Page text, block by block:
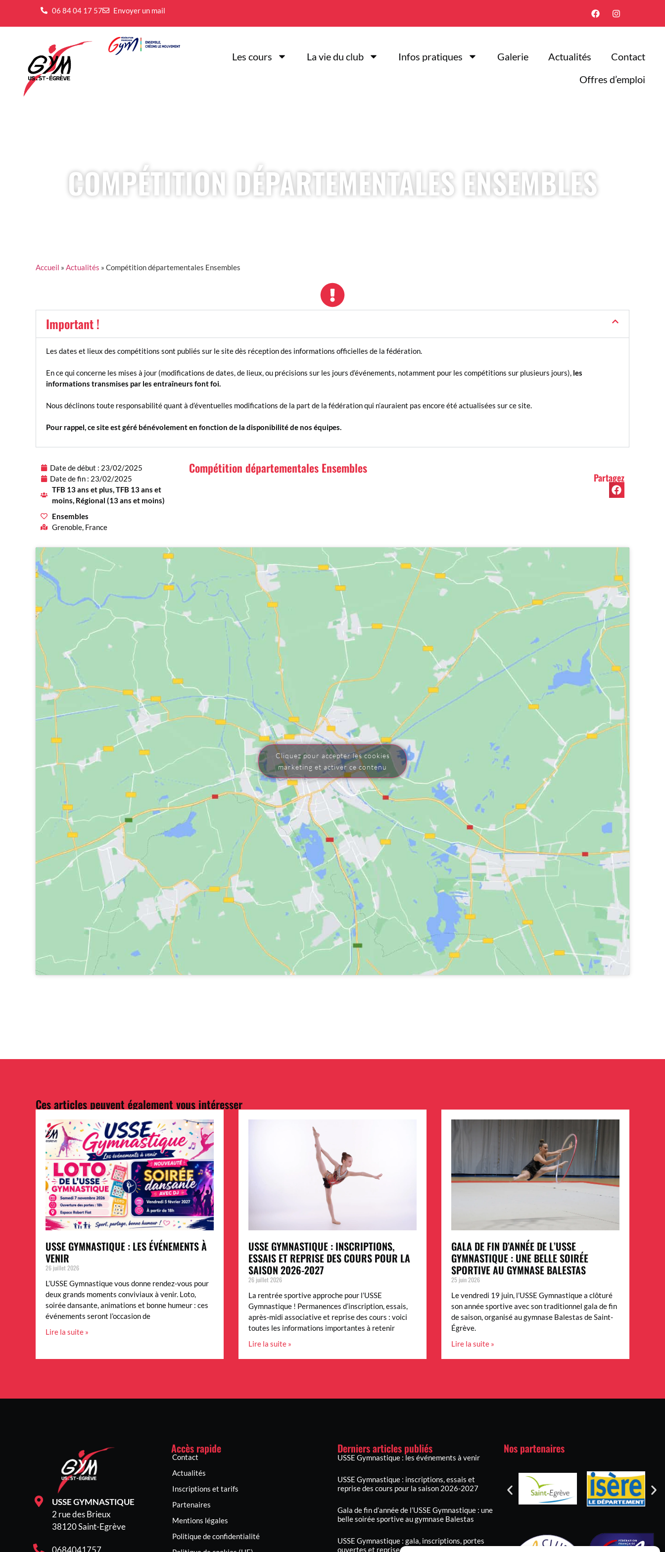
06 84 04 17 57 Envoyer un mail
Les cours La vie du club Infos pratiques Galerie Actualités
Contact
Offres d’emploi
COMPÉTITION DÉPARTEMENTALES ENSEMBLES
Accueil » Actualités » Compétition départementales Ensembles
Important !
Les dates et lieux des compétitions sont publiés sur le site dès réception des informations officielles de la fédération.
En ce qui concerne les mises à jour (modifications de dates, de lieux, ou précisions sur les jours d’événements, notamment pour les compétitions sur plusieurs jours), les
informations transmises par les entraîneurs font foi.
Nous déclinons toute responsabilité quant à d’éventuelles modifications de la part de la fédération qui n’auraient pas encore été actualisées sur ce site.
Pour rappel, ce site est géré bénévolement en fonction de la disponibilité de nos équipes.
Date de début : 23/02/2025
Date de fin : 23/02/2025
TFB 13 ans et plus, TFB 13 ans et
moins, Régional (13 ans et moins)
Ensembles
Grenoble, France
Compétition départementales Ensembles
Partagez
Cliquez pour accepter les cookies
marketing et activer ce contenu
Ces articles peuvent également vous intéresser
USSE GYMNASTIQUE : LES ÉVÉNEMENTS À
VENIR
26 juillet 2026
L’USSE Gymnastique vous donne rendez-vous pour
deux grands moments conviviaux à venir. Loto,
soirée dansante, animations et bonne humeur : ces
événements seront l’occasion de
Lire la suite »
USSE GYMNASTIQUE : INSCRIPTIONS,
ESSAIS ET REPRISE DES COURS POUR LA
SAISON 2026-2027
26 juillet 2026
La rentrée sportive approche pour l’USSE
Gymnastique ! Permanences d’inscription, essais,
après-midi associative et reprise des cours : voici
toutes les informations importantes à retenir
Lire la suite »
GALA DE FIN D’ANNÉE DE L’USSE
GYMNASTIQUE : UNE BELLE SOIRÉE
SPORTIVE AU GYMNASE BALESTAS
25 juin 2026
Le vendredi 19 juin, l’USSE Gymnastique a clôturé
son année sportive avec son traditionnel gala de fin
de saison, organisé au gymnase Balestas de Saint-
Égrève.
Lire la suite »
USSE GYMNASTIQUE
2 rue des Brieux
38120 Saint-Egrève
Accès rapide
Contact
Actualités
Inscriptions et tarifs
Partenaires
Mentions légales
Politique de confidentialité
Derniers articles publiés
USSE Gymnastique : les événements à venir
USSE Gymnastique : inscriptions, essais et
reprise des cours pour la saison 2026-2027
Gala de fin d’année de l’USSE Gymnastique : une
belle soirée sportive au gymnase Balestas
USSE Gymnastique : gala, inscriptions, portes
ouvertes et reprise des cours pour la saison
Nos partenaires